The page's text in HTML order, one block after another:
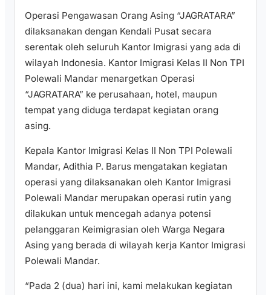
Operasi Pengawasan Orang Asing “JAGRATARA”
dilaksanakan dengan Kendali Pusat secara
serentak oleh seluruh Kantor Imigrasi yang ada di
wilayah Indonesia. Kantor Imigrasi Kelas II Non TPI
Polewali Mandar menargetkan Operasi
“JAGRATARA” ke perusahaan, hotel, maupun
tempat yang diduga terdapat kegiatan orang
asing.
Kepala Kantor Imigrasi Kelas II Non TPI Polewali
Mandar, Adithia P. Barus mengatakan kegiatan
operasi yang dilaksanakan oleh Kantor Imigrasi
Polewali Mandar merupakan operasi rutin yang
dilakukan untuk mencegah adanya potensi
pelanggaran Keimigrasian oleh Warga Negara
Asing yang berada di wilayah kerja Kantor Imigrasi
Polewali Mandar.
“Pada 2 (dua) hari ini, kami melakukan kegiatan